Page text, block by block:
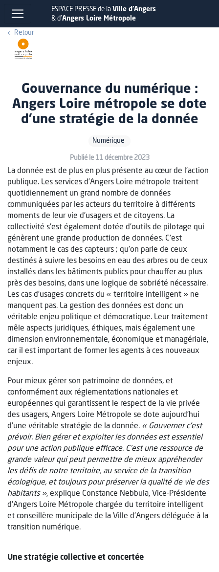
ESPACE PRESSE de la Ville d'Angers
& d'Angers Loire Métropole
Retour
Gouvernance du numérique :
Angers Loire métropole se dote
d’une stratégie de la donnée
Numérique
Publié le 11 décembre 2023
La donnée est de plus en plus présente au cœur de l’action
publique. Les services d’Angers Loire métropole traitent
quotidiennement un grand nombre de données
communiquées par les acteurs du territoire à différents
moments de leur vie d’usagers et de citoyens. La
collectivité s’est également dotée d’outils de pilotage qui
génèrent une grande production de données. C’est
notamment le cas des capteurs ; qu’on parle de ceux
destinés à suivre les besoins en eau des arbres ou de ceux
installés dans les bâtiments publics pour chauffer au plus
près des besoins, dans une logique de sobriété nécessaire.
Les cas d’usages concrets du « territoire intelligent » ne
manquent pas. La gestion des données est donc un
véritable enjeu politique et démocratique. Leur traitement
mêle aspects juridiques, éthiques, mais également une
dimension environnementale, économique et managériale,
car il est important de former les agents à ces nouveaux
enjeux.
Pour mieux gérer son patrimoine de données, et
conformément aux réglementations nationales et
européennes qui garantissent le respect de la vie privée
des usagers, Angers Loire Métropole se dote aujourd’hui
d’une véritable stratégie de la donnée. « Gouverner c’est
prévoir. Bien gérer et exploiter les données est essentiel
pour une action publique efficace. C’est une ressource de
grande valeur qui peut permettre de mieux appréhender
les défis de notre territoire, au service de la transition
écologique, et toujours pour préserver la qualité de vie des
habitants », explique Constance Nebbula, Vice-Présidente
d'Angers Loire Métropole chargée du territoire intelligent
et conseillère municipale de la Ville d'Angers déléguée à la
transition numérique.
Une stratégie collective et concertée